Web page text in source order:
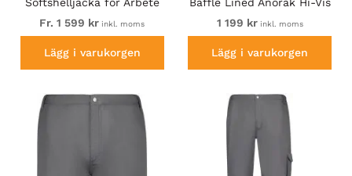
Svart
Fr. 1 599 kr inkl. moms
Lägg i varukorgen
Orange
1 199 krinkl. moms
Lägg i varukorgen